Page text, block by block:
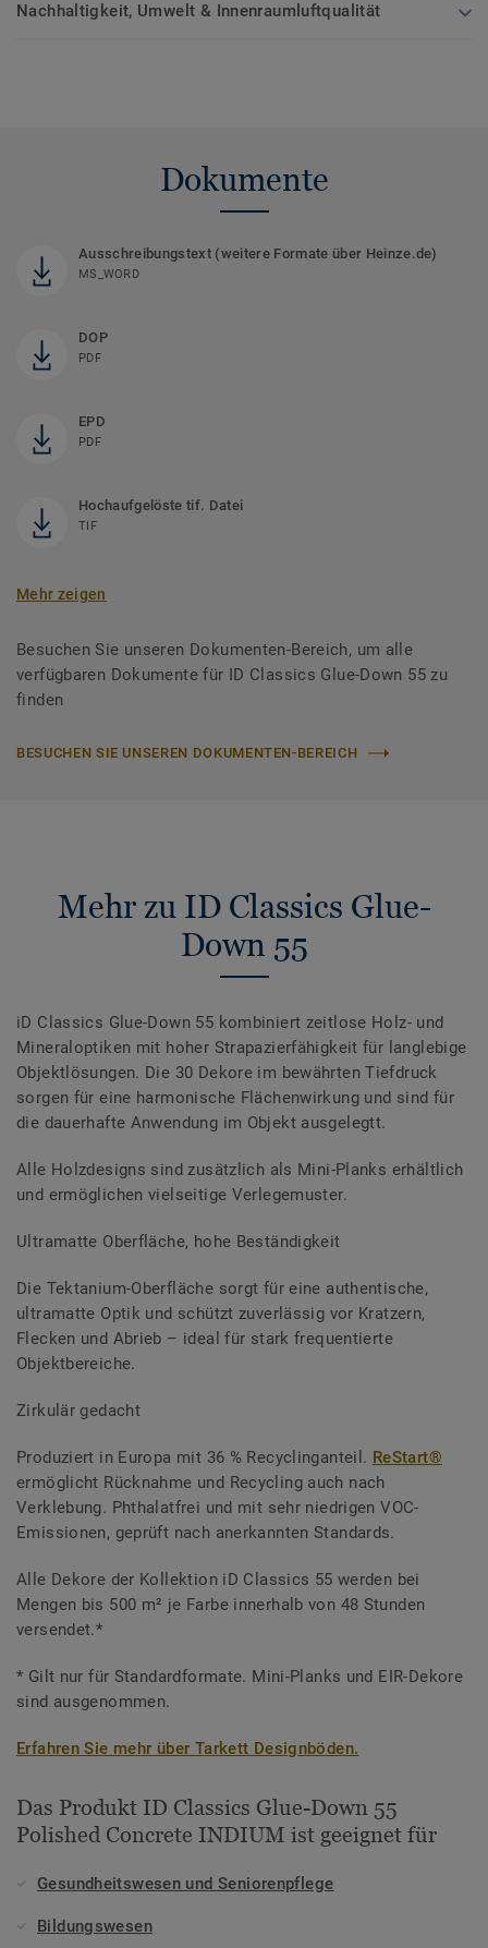
Nachhaltigkeit, Umwelt & Innenraumluftqualität
Dokumente
Ausschreibungstext (weitere Formate über Heinze.de)
MS_WORD
DOP
PDF
EPD
PDF
Hochaufgelöste tif. Datei
TIF
Mehr zeigen
Besuchen Sie unseren Dokumenten-Bereich, um alle
verfügbaren Dokumente für ID Classics Glue-Down 55 zu
finden
BESUCHEN SIE UNSEREN DOKUMENTEN-BEREICH
Mehr zu ID Classics Glue-
Down 55
iD Classics Glue-Down 55 kombiniert zeitlose Holz- und
Mineraloptiken mit hoher Strapazierfähigkeit für langlebige
Objektlösungen. Die 30 Dekore im bewährten Tiefdruck
sorgen für eine harmonische Flächenwirkung und sind für
die dauerhafte Anwendung im Objekt ausgelegtt.
Alle Holzdesigns sind zusätzlich als Mini-Planks erhältlich
und ermöglichen vielseitige Verlegemuster.
Ultramatte Oberfläche, hohe Beständigkeit
Die Tektanium-Oberfläche sorgt für eine authentische,
ultramatte Optik und schützt zuverlässig vor Kratzern,
Flecken und Abrieb – ideal für stark frequentierte
Objektbereiche.
Zirkulär gedacht
Produziert in Europa mit 36 % Recyclinganteil. ReStart®
ermöglicht Rücknahme und Recycling auch nach
Verklebung. Phthalatfrei und mit sehr niedrigen VOC-
Emissionen, geprüft nach anerkannten Standards.
Alle Dekore der Kollektion iD Classics 55 werden bei
Mengen bis 500 m² je Farbe innerhalb von 48 Stunden
versendet.*
* Gilt nur für Standardformate. Mini-Planks und EIR-Dekore
sind ausgenommen.
Erfahren Sie mehr über Tarkett Designböden.
Das Produkt ID Classics Glue-Down 55
Polished Concrete INDIUM ist geeignet für
Gesundheitswesen und Seniorenpflege
Bildungswesen